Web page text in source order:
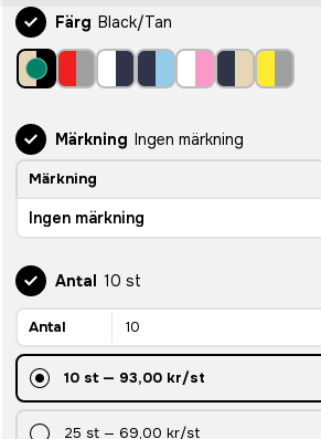
Färg Black/Tan
Märkning Ingen märkning
Märkning
Ingen märkning
Antal 10 st
Antal
10 st— 93,00 kr/st
25 st — 69,00 kr/st